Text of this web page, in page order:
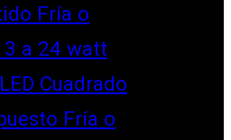
Fría o
3 a 24 watt
Cuadrado
Fría o